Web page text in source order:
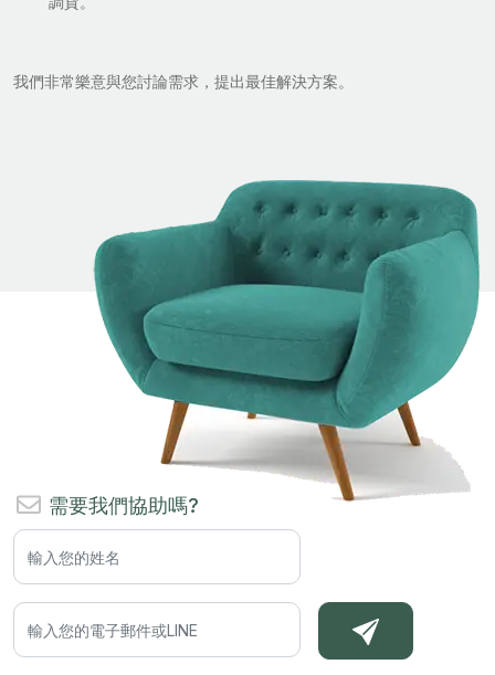
我們非常樂意與您討論需求，提出最佳解決方案。
需要我們協助嗎?